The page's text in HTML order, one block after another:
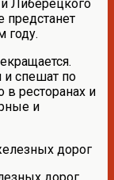
Либерецкого
предстанет
году.
спешат по
ресторанах и
и
дорог